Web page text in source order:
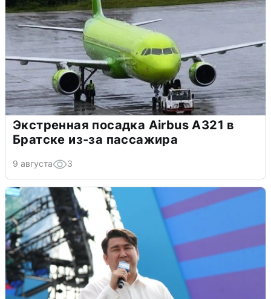
Экстренная посадка Airbus A321 в
Братске из-за пассажира
9 августа 3